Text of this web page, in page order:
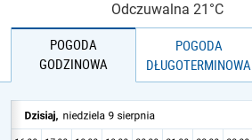
Odczuwalna 21°C
POGODA
GODZINOWA
POGODA
DŁUGOTERMINOWA